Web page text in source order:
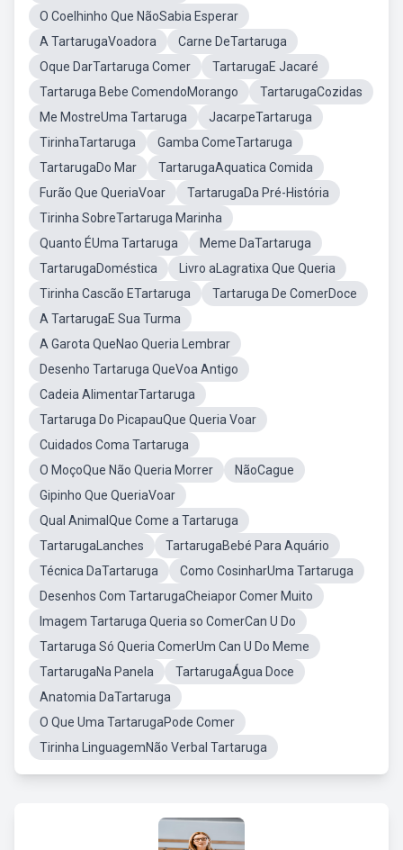
O Coelhinho Que NãoSabia Esperar
A TartarugaVoadora
Carne DeTartaruga
Oque DarTartaruga Comer
TartarugaE Jacaré
Tartaruga Bebe ComendoMorango
TartarugaCozidas
Me MostreUma Tartaruga
JacarpeTartaruga
TirinhaTartaruga
Gamba ComeTartaruga
TartarugaDo Mar
TartarugaAquatica Comida
Furão Que QueriaVoar
TartarugaDa Pré-História
Tirinha SobreTartaruga Marinha
Quanto ÉUma Tartaruga
Meme DaTartaruga
TartarugaDoméstica
Livro aLagratixa Que Queria
Tirinha Cascão ETartaruga
Tartaruga De ComerDoce
A TartarugaE Sua Turma
A Garota QueNao Queria Lembrar
Desenho Tartaruga QueVoa Antigo
Cadeia AlimentarTartaruga
Tartaruga Do PicapauQue Queria Voar
Cuidados Coma Tartaruga
O MoçoQue Não Queria Morrer
NãoCague
Gipinho Que QueriaVoar
Qual AnimalQue Come a Tartaruga
TartarugaLanches
TartarugaBebé Para Aquário
Técnica DaTartaruga
Como CosinharUma Tartaruga
Desenhos Com TartarugaCheiapor Comer Muito
Imagem Tartaruga Queria so ComerCan U Do
Tartaruga Só Queria ComerUm Can U Do Meme
TartarugaNa Panela
TartarugaÁgua Doce
Anatomia DaTartaruga
O Que Uma TartarugaPode Comer
Tirinha LinguagemNão Verbal Tartaruga